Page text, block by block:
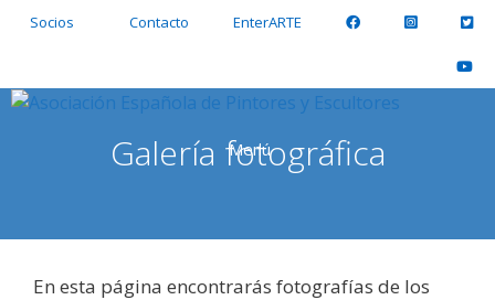
SaltarSocios Contacto EnterARTE
Menú
Galería fotográfica
En esta página encontrarás fotografías de los